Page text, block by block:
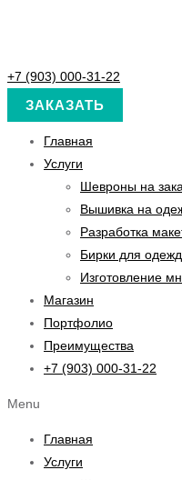
+7 (903) 000-31-22
ЗАКАЗАТЬ
Главная
Услуги
Шевроны на
Вышивка на
Разработка
Бирки для
Изготовление
Магазин
Портфолио
Преимущества
+7 (903) 000-31-22
Menu
Главная
Услуги